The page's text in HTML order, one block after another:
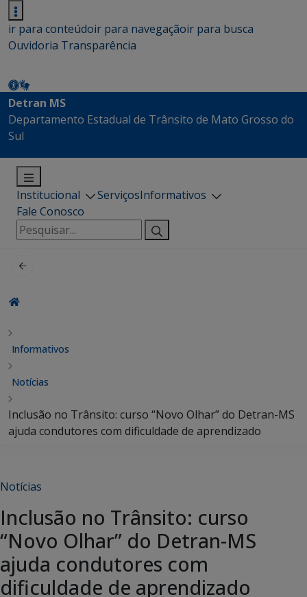
ir para conteúdoir para navegaçãoir para busca
Ouvidoria Transparência
Detran MS
Departamento Estadual de Trânsito de Mato Grosso do
Sul
Institucional ServiçosInformativos
Fale Conosco
Pesquisar
por:
Informativos
Notícias
Inclusão no Trânsito: curso “Novo Olhar” do Detran-MS
ajuda condutores com dificuldade de aprendizado
Notícias
Inclusão no Trânsito: curso
“Novo Olhar” do Detran-MS
ajuda condutores com
dificuldade de aprendizado